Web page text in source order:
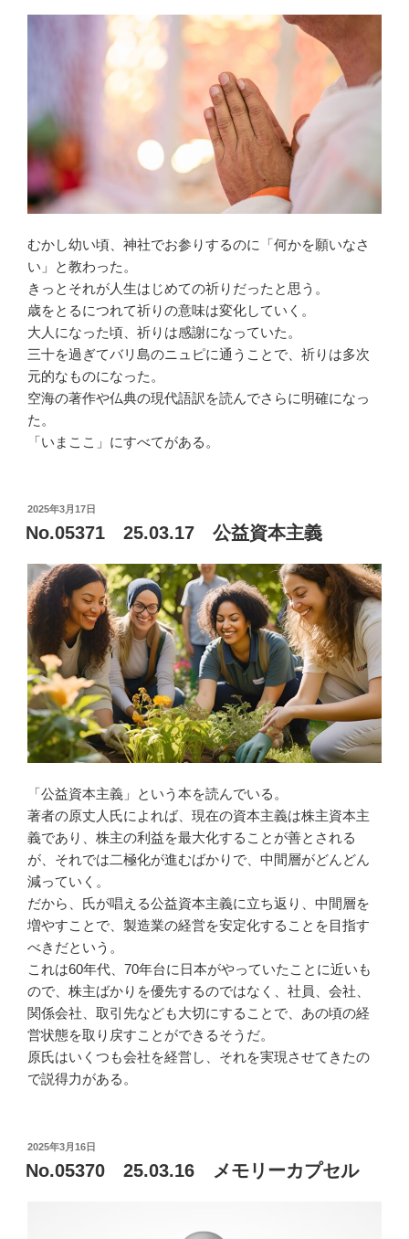
むかし幼い頃、神社でお参りするのに「何かを願いなさ
い」と教わった。
きっとそれが人生はじめての祈りだったと思う。
歳をとるにつれて祈りの意味は変化していく。
大人になった頃、祈りは感謝になっていた。
三十を過ぎてバリ島のニュピに通うことで、祈りは多次
元的なものになった。
空海の著作や仏典の現代語訳を読んでさらに明確になっ
た。
「いまここ」にすべてがある。
投
稿
日:
2025年3月17日
No.05371 25.03.17 公益資本主義
「公益資本主義」という本を読んでいる。
著者の原丈人氏によれば、現在の資本主義は株主資本主
義であり、株主の利益を最大化することが善とされる
が、それでは二極化が進むばかりで、中間層がどんどん
減っていく。
だから、氏が唱える公益資本主義に立ち返り、中間層を
増やすことで、製造業の経営を安定化することを目指す
べきだという。
これは60年代、70年台に日本がやっていたことに近いも
ので、株主ばかりを優先するのではなく、社員、会社、
関係会社、取引先なども大切にすることで、あの頃の経
営状態を取り戻すことができるそうだ。
原氏はいくつも会社を経営し、それを実現させてきたの
で説得力がある。
投
稿
日:
2025年3月16日
No.05370 25.03.16 メモリーカプセル